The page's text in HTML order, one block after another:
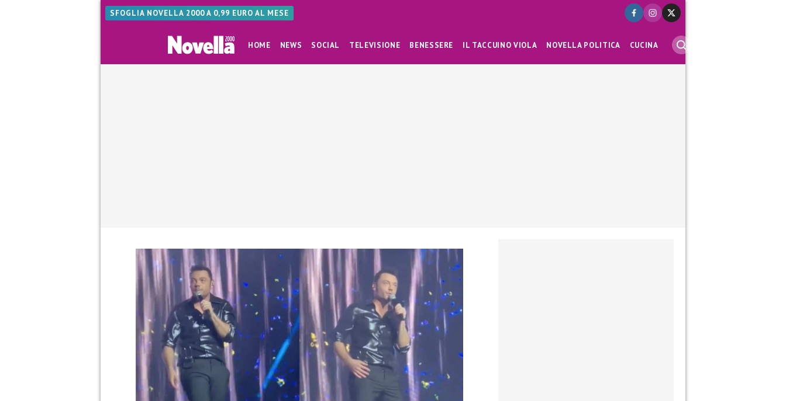
SFOGLIA NOVELLA 2000 A 0,99 EURO AL MESE
HOME NEWS SOCIAL TELEVISIONE BENESSERE IL TACCUINO VIOLA NOVELLA POLITICA CUCINA